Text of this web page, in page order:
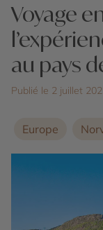
Voyage
au pays
Publié le 2 juillet
Europe